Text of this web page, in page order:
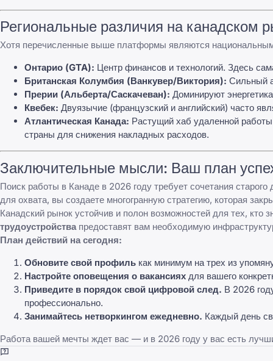
Региональные различия на канадском
Хотя перечисленные выше платформы являются
Онтарио (GTA): Центр финансов и технологий. Здесь
Британская Колумбия (Ванкувер/Виктория): Сильный
Прерии (Альберта/Саскачеван): Доминируют
Квебек: Двуязычие (французский и английский) часто
Атлантическая Канада: Растущий хаб удаленной
страны для снижения накладных расходов.
Заключительные мысли: Ваш план
Поиск работы в Канаде в 2026 году требует сочетания
для охвата, вы создаете многогранную стратегию, которая
Канадский рынок устойчив и полон возможностей для тех,
трудоустройства предоставят вам необходимую
План действий на сегодня:
Обновите свой профиль как минимум на трех из
Настройте оповещения о вакансиях для вашего
Приведите в порядок свой цифровой след. В 2026
профессионально.
Занимайтесь нетворкингом ежедневно. Каждый день
Работа вашей мечты ждет вас — и в 2026 году у вас есть